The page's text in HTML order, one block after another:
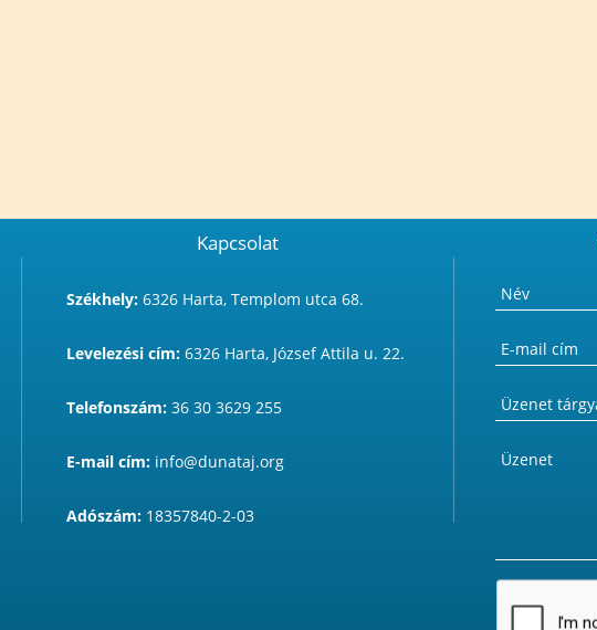
Kapcsolat
Székhely: 6326 Harta, Templom utca 68.
Levelezési cím: 6326 Harta, József Attila u. 22.
Telefonszám: 36 30 3629 255
E-mail cím: info@dunataj.org
Adószám: 18357840-2-03